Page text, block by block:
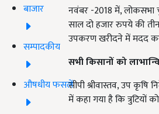
बाजार
सम्पादकीय
औषधीय फसलें
नवंबर -2018 में, लोकसभा
साल दो हजार रुपये की
उपकरण खरीदने में मदद
सभी किसानों को
सीपी श्रीवास्तव, उप कृषि
में कहा गया है कि त्रुटियों